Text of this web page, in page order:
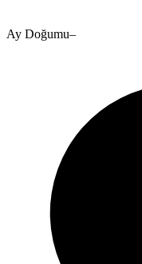
Ay Doğumu–